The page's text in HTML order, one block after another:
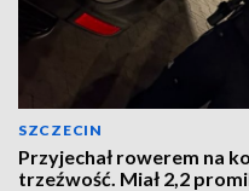
SZCZECIN
Przyjechał rowerem na
trzeźwość. Miał 2,2